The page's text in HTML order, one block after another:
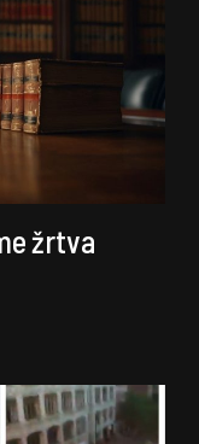
žrtva